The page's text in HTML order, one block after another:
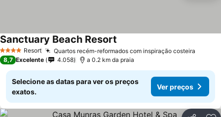
4 EstrelasResort Quartos recém-reformados com inspiração costeira
Sanctuary Beach Resort
8,7 Excelente 4.058 a 0.2 km da praia
Selecione as datas para ver os preços
exatos.
Ver preços